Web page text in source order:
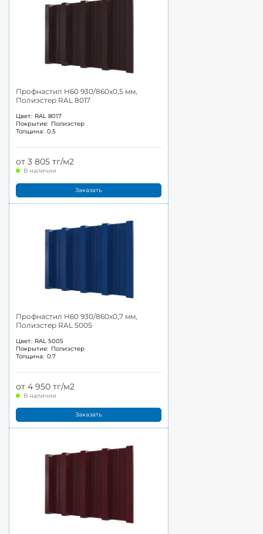
Профнастил Н60 930/860x0,5 мм,
Полиэстер RAL 8017
Цвет: RAL 8017
Покрытие: Полиэстер
Толщина: 0.5
от 3 805 тг/м2
В наличии
Заказать
Профнастил Н60 930/860x0,7 мм,
Полиэстер RAL 5005
Цвет: RAL 5005
Покрытие: Полиэстер
Толщина: 0.7
от 4 950 тг/м2
В наличии
Заказать